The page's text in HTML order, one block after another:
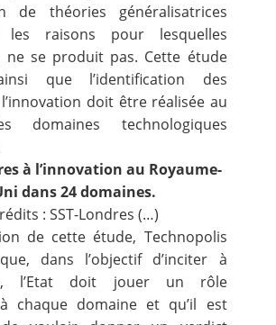
de théories généralisatrices
les raisons pour lesquelles
ne se produit pas. Cette étude
que l’identification des
doit être réalisée au
domaines technologiques
à l’innovation au Royaume-
dans 24 domaines.
: SST-Londres (…)
de cette étude, Technopolis
dans l’objectif d’inciter à
l’Etat doit jouer un rôle
chaque domaine et qu’il est